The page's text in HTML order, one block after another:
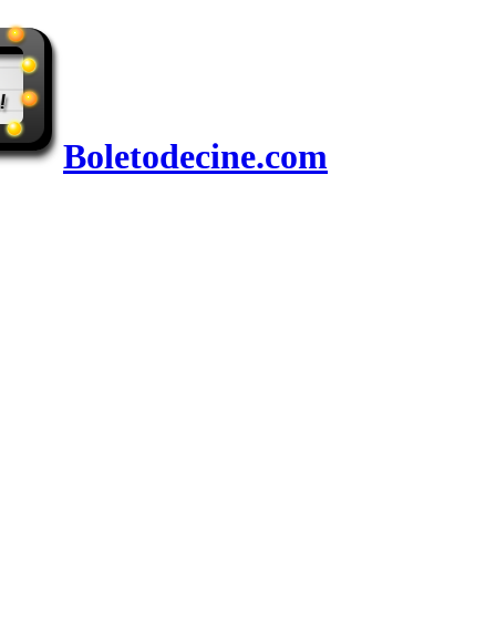
Boletodecine.com